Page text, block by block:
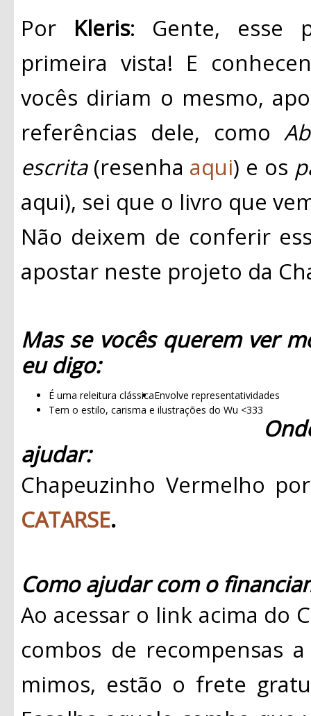
Por Kleris: Gente, esse
primeira vista! E
vocês diriam o mesmo,
referências dele, como
escrita(resenha aqui) e os
aqui), sei que o livro que
Não deixem de conferir
apostar neste projeto da
Mas se vocês querem ver
eu digo:
É uma releitura clássicaEnvolve representatividades
Tem o estilo, carisma e ilustrações do Wu <333
ajudar:
Chapeuzinho Vermelho
CATARSE.
Como ajudar com o
Ao acessar o link acima do
combos de recompensas
mimos, estão o frete